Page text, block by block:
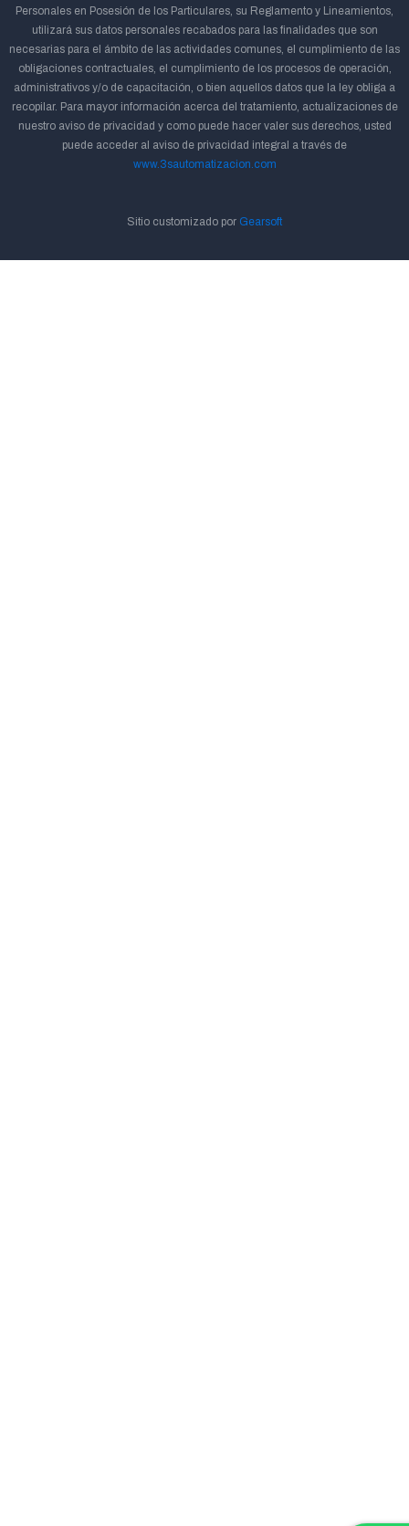
Personales en Posesión de los Particulares, su Reglamento y Lineamientos,
utilizará sus datos personales recabados para las finalidades que son
necesarias para el ámbito de las actividades comunes, el cumplimiento de las
obligaciones contractuales, el cumplimiento de los procesos de operación,
administrativos y/o de capacitación, o bien aquellos datos que la ley obliga a
recopilar. Para mayor información acerca del tratamiento, actualizaciones de
nuestro aviso de privacidad y como puede hacer valer sus derechos, usted
puede acceder al aviso de privacidad integral a través de
www.3sautomatizacion.com
Sitio customizado por Gearsoft